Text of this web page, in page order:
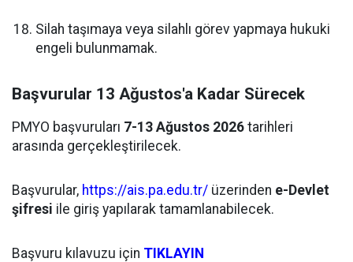
Silah taşımaya veya silahlı görev yapmaya hukuki
engeli bulunmamak.
Başvurular 13 Ağustos'a Kadar Sürecek
PMYO başvuruları 7-13 Ağustos 2026 tarihleri
arasında gerçekleştirilecek.
Başvurular, https://ais.pa.edu.tr/ üzerinden e-Devlet
şifresi ile giriş yapılarak tamamlanabilecek.
Başvuru kılavuzu için TIKLAYIN